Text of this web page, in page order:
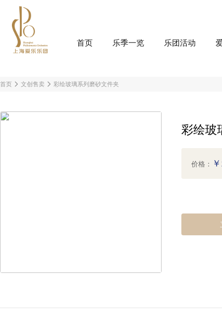
首页 乐季一览 乐团活动
首页 文创售卖 彩绘玻璃系列磨砂文件夹
彩绘玻
价格：